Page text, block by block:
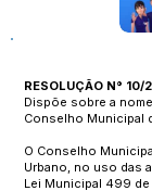
RESOLUÇÃO N°
Dispõe sobre a
Conselho Municipal
O Conselho
Urbano, no uso das
Lei Municipal 499